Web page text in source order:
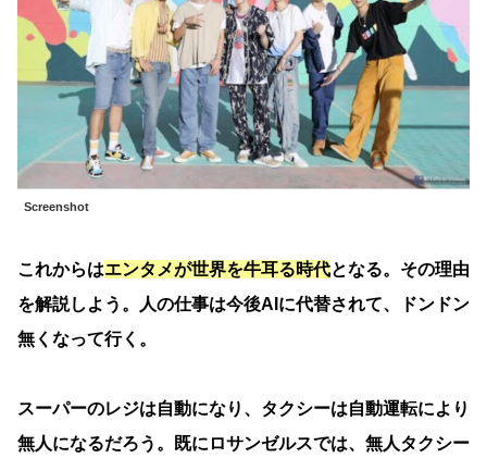
Screenshot
これからはエンタメが世界を牛耳る時代となる。その理由
を解説しよう。人の仕事は今後AIに代替されて、ドンドン
無くなって行く。
スーパーのレジは自動になり、タクシーは自動運転により
無人になるだろう。既にロサンゼルスでは、無人タクシー